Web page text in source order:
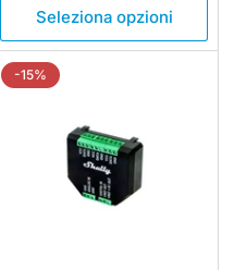
Seleziona opzioni
-15%